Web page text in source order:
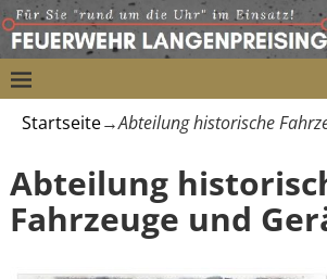
Startseite→Abteilung historische
Abteilung
Fahrzeuge und